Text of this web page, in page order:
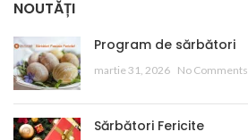
NOUTĂȚI
Program de sărbători
martie 31, 2026 No Comments
Sărbători Fericite